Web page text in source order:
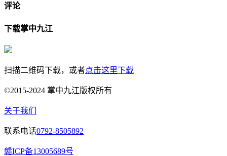
评论
下载掌中九江
扫描二维码下载，或者点击这里下载
©2015-2024 掌中九江版权所有
关于我们
联系电话0792-8505892
赣ICP备13005689号